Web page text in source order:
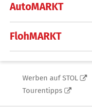
AutoMARKT
FlohMARKT
Werben auf STOL
Tourentipps